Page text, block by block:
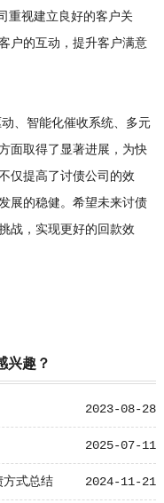
视建立良好的客户关
户的互动，提升客户满意
、智能化催收系统、多元
面取得了显著进展，为快
仅提高了讨债公司的效
展的稳健。希望未来讨债
战，实现更好的回款效
兴趣？
2023-08-28
2025-07-11
2024-11-21
方式总结